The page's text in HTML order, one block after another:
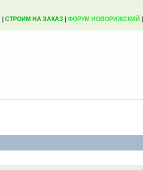
СТРОИМ НА ЗАКАЗ ФОРУМ НОВОРИЖСКИЙ